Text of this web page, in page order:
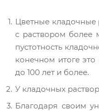
Цветные кладочные
с раствором более
пустотность
конечном итоге
до 100 лет и более.
У кладочных
Благодаря своим